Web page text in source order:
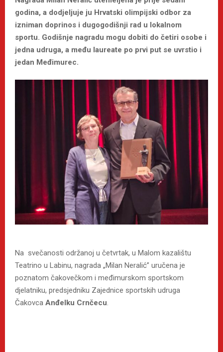
godina, a dodjeljuje ju Hrvatski olimpijski odbor za
izniman doprinos i dugogodišnji rad u lokalnom
sportu. Godišnje nagradu mogu dobiti do četiri osobe i
jedna udruga, a među laureate po prvi put se uvrstio i
jedan Međimurec.
Na svečanosti održanoj u četvrtak, u Malom kazalištu
Teatrino u Labinu, nagrada „Milan Neralić” uručena je
poznatom čakovečkom i međimurskom sportskom
djelatniku, predsjedniku Zajednice sportskih udruga
Čakovca Anđelku Crnčecu.